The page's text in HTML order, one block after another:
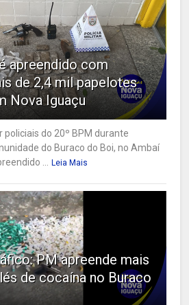
apreendido com
de 2,4 mil papelotes
Nova Iguaçu
do 20º BPM durante
do Buraco do Boi, no Ambaí
... Leia Mais
PM apreende mais
de cocaína no Buraco